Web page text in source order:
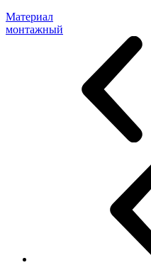
Материал
монтажный